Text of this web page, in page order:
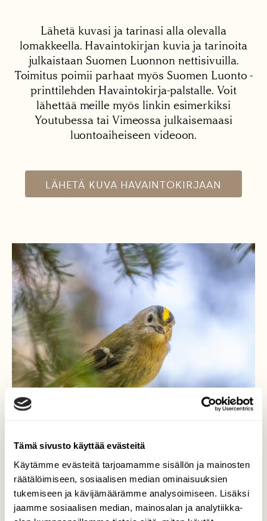
Tämä sivusto käyttää evästeitä
Käytämme evästeitä tarjoamamme sisällön ja mainosten
räätälöimiseen, sosiaalisen median ominaisuuksien
tukemiseen ja kävijämäärämme analysoimiseen. Lisäksi
jaamme sosiaalisen median, mainosalan ja analytiikka-
Lähetä kuvasi ja tarinasi alla olevalla
lomakkeella. Havaintokirjan kuvia ja tarinoita
julkaistaan Suomen Luonnon nettisivuilla.
Toimitus poimii parhaat myös Suomen Luonto -
printtilehden Havaintokirja-palstalle. Voit
lähettää meille myös linkin esimerkiksi
Youtubessa tai Vimeossa julkaisemaasi
luontoaiheiseen videoon.
LÄHETÄ KUVA HAVAINTOKIRJAAN